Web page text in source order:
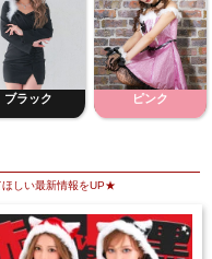
ブラック ピンク
ほしい最新情報をUP★